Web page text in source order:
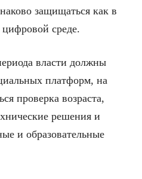
защищаться как в
среде.
власти должны
платформ, на
проверка возраста,
решения и
и образовательные